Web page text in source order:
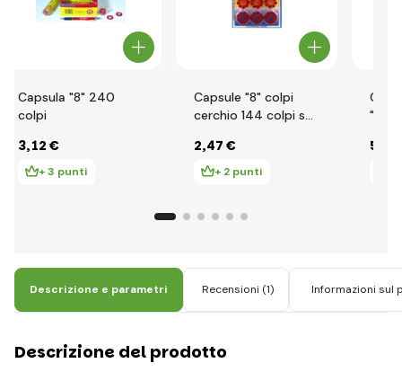
Capsula "8" 240
colpi
3,12 €
+ 3 punti
Capsule "8" colpi
cerchio 144 colpi su
2,47 €
+ 2 punti
"8"
5
Descrizione e parametri Recensioni (1) Informazioni sul
Descrizione del prodotto